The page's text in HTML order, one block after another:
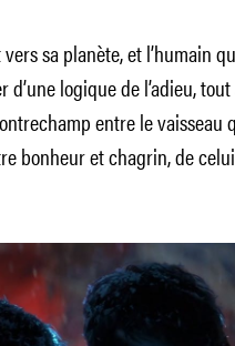
sa planète, et l’humain
logique de l’adieu,
entre le vaisseau
bonheur et chagrin, de